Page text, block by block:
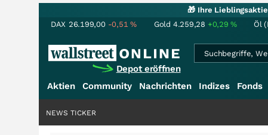
🎁 Ihre
DAX 26.199,00 -0,51% Gold 4.259,28 +0,29% Öl
Depot eröffnen
Aktien Community Nachrichten Indizes Fonds
NEWS TICKER